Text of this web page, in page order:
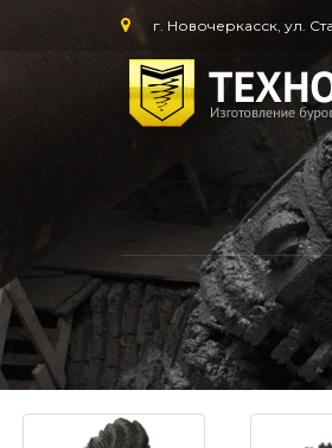
г. Новочеркасск, ул.